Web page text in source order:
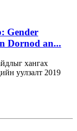
Gender
Dornod an...
хангах
уулзалт 2019